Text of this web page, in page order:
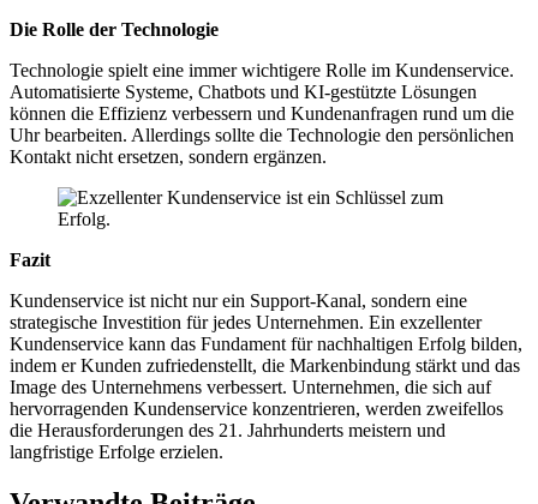
Die Rolle der Technologie
Technologie spielt eine immer wichtigere Rolle im Kundenservice.
Automatisierte Systeme, Chatbots und KI-gestützte Lösungen
können die Effizienz verbessern und Kundenanfragen rund um die
Uhr bearbeiten. Allerdings sollte die Technologie den persönlichen
Kontakt nicht ersetzen, sondern ergänzen.
Fazit
Kundenservice ist nicht nur ein Support-Kanal, sondern eine
strategische Investition für jedes Unternehmen. Ein exzellenter
Kundenservice kann das Fundament für nachhaltigen Erfolg bilden,
indem er Kunden zufriedenstellt, die Markenbindung stärkt und das
Image des Unternehmens verbessert. Unternehmen, die sich auf
hervorragenden Kundenservice konzentrieren, werden zweifellos
die Herausforderungen des 21. Jahrhunderts meistern und
langfristige Erfolge erzielen.